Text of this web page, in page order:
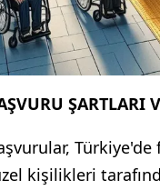
ŞARTLARI
kişilikleri